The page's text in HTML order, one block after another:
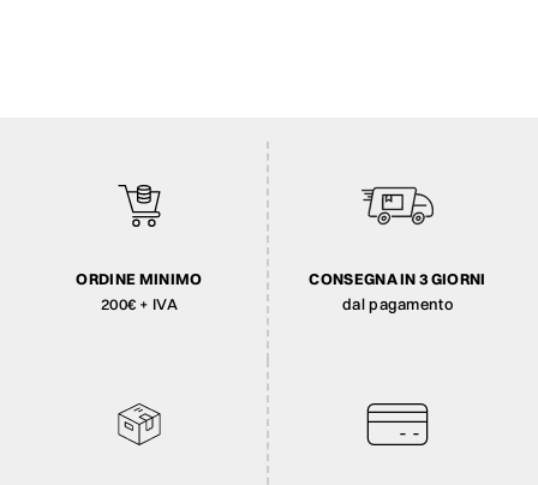
ORDINE MINIMO
200€ + IVA
CONSEGNA IN 3 GIORNI
dal pagamento